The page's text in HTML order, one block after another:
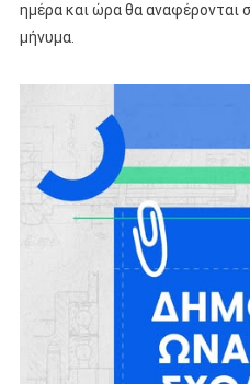
ημέρα και ώρα θα αναφέρονται
μήνυμα.